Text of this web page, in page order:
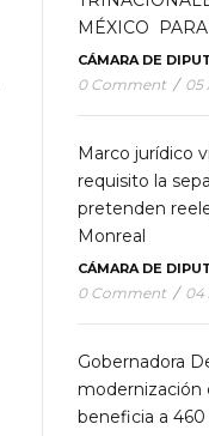
MÉXICO
CÁMARA DE
0 Comment / 05
Marco jurídico
requisito la
pretenden
Monreal
CÁMARA DE
0 Comment / 04
Gobernadora
modernización
beneficia a